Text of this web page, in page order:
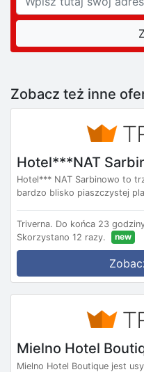
Zobacz też inne
Hotel***NAT
Hotel*** NAT Sarbinowo to
bardzo blisko piaszczystej
Triverna. Do końca 23
Skorzystano 12 razy.
new
Mielno Hotel
Mielno Hotel Boutique jest